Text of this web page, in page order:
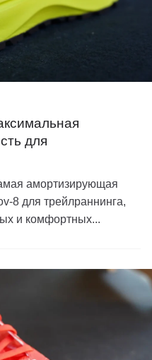
для
амортизирующая
8 для трейлраннинга,
и комфортных...